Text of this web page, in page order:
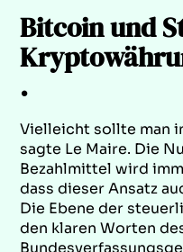
Bitcoin und
.
Vielleicht sollte man
sagte Le Maire. Die
Bezahlmittel wird
dass dieser Ansatz
Die Ebene der
den klaren Worten